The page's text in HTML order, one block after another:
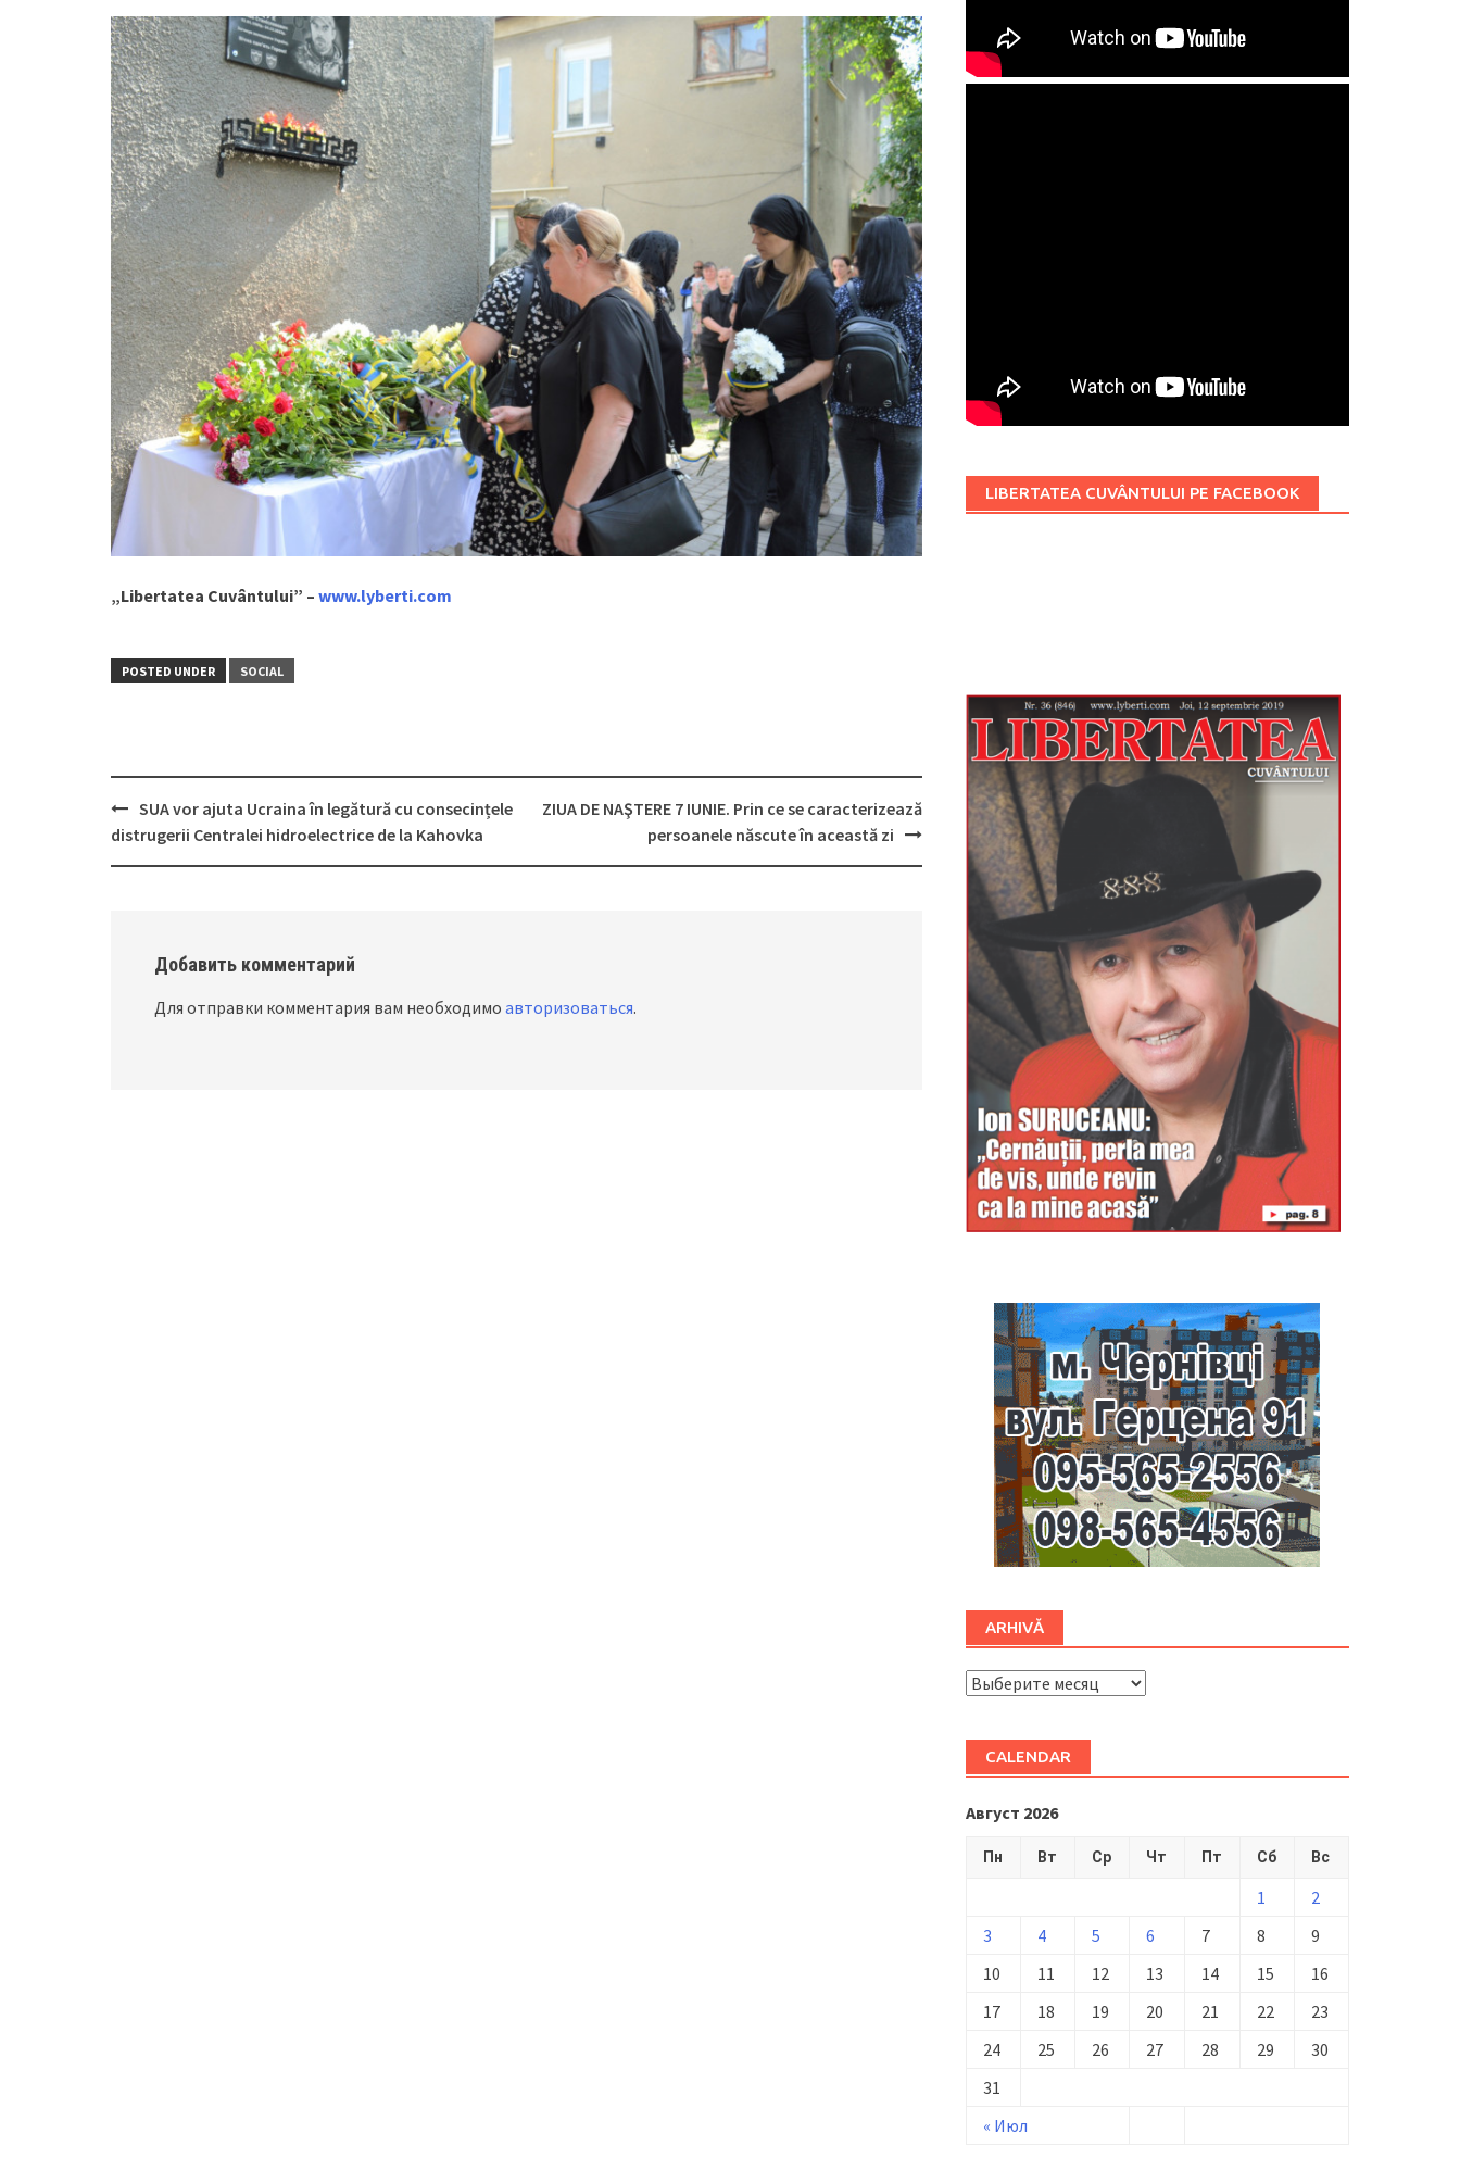
„Libertatea Cuvântului” – www.lyberti.com
POSTED UNDER SOCIAL
Post
navigation
SUA vor ajuta Ucraina în legătură cu consecințele
distrugerii Centralei hidroelectrice de la Kahovka
ZIUA DE NAŞTERE 7 IUNIE. Prin ce se caracterizează
persoanele născute în această zi
Добавить комментарий
Для отправки комментария вам необходимо авторизоваться.
LIBERTATEA CUVÂNTULUI PE FACEBOOK
ARHIVĂ
ARHIVĂ
CALENDAR
Август 2026
Пн Вт Ср Чт Пт Сб Вс
« Июл
1
2
3
4 5 6 7 8
9
10
11 12 13 14 15
16
17
18 19 20 21 22
23
24
25 26 27 28 29
30
31